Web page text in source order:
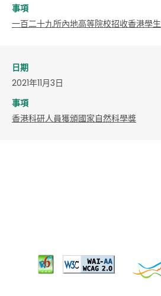
事項
一百二十九所內地高等院校招收香港學生
日期
2021年11月3日
事項
香港科研人員獲頒國家自然科學獎